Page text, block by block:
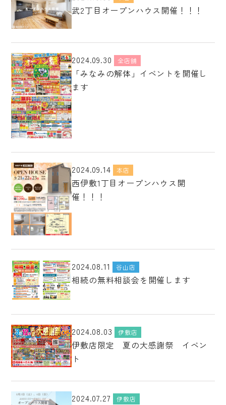
武2丁目オープンハウス開催！！！
2024.09.30 全店舗
「みなみの解体」イベントを開催し
ます
2024.09.14 本店
西伊敷1丁目オープンハウス開
催！！！
2024.08.11 谷山店
相続の無料相談会を開催します
2024.08.03 伊敷店
伊敷店限定 夏の大感謝祭 イベン
ト
2024.07.27 伊敷店